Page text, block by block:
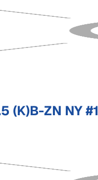
(K)B-ZN NY #1